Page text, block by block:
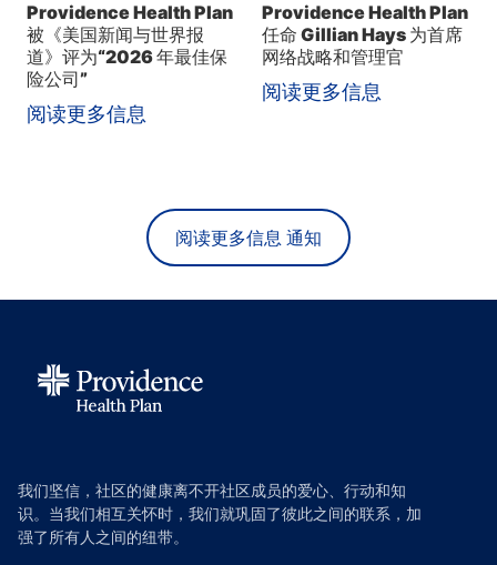
Providence Health Plan
被《美国新闻与世界报
道》评为“2026 年最佳保
险公司”
阅读更多信息
Providence Health Plan
任命 Gillian Hays 为首席
网络战略和管理官
阅读更多信息
阅读更多信息 通知
我们坚信，社区的健康离不开社区成员的爱心、行动和知
识。当我们相互关怀时，我们就巩固了彼此之间的联系，加
强了所有人之间的纽带。